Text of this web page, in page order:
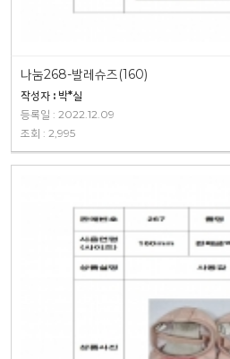
나눔268-발레슈즈(160)
작성자 : 박*실
등록일 : 2022.12.09
조회 : 2,995